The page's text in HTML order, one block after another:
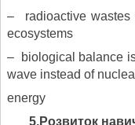
– radioactive
ecosystems
– biological
wave instead of
energy
5.Розвиток